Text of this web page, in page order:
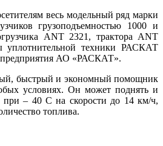
весь модельный ряд марки
грузоподъемностью 1000 и
ANT 2321, трактора ANT
уплотнительной техники РАСКАТ
предприятия АО «РАСКАТ».
быстрый и экономный помощник
условиях. Он может поднять и
при – 40 С на скорости до 14 км/ч,
топлива.